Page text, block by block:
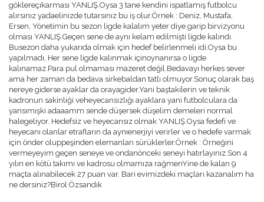
göklereçıkarması YANLIŞ.Oysa 3 tane kendini ispatlamış futbolcu
alırsınız yadaelinizde tutarsınız bu iş olur.Örnek : Deniz, Mustafa,
Ersen, Yönetimin bu sezon ligde kalalım yeter diye garip birvizyonu
olması YANLIŞ.Geçen sene de aynı kelam edilmişti ligde kalındı.
Busezon daha yukarıda olmak için hedef belirlenmeli idi.Oysa bu
yapılmadı, Her sene ligde kalınmak içinoynanırsa o ligde
kalınamaz.Para pul olmaması mazeret değil.Bedavayı herkes sever
ama her zaman da bedava sirkebaldan tatlı olmuyor.Sonuç olarak baş
nereye giderse ayaklar da orayagider.Yani baştakilerin ve teknik
kadronun sakinliği veheyecansızlığı ayaklara yani futbolculara da
yansımışki adaaamm sende düşersek düşelim demeleri normal
halegeliyor. Hedefsiz ve heyecansız olmak YANLIŞ.Oysa fedefi ve
heyecanı olanlar etrafların da aynıenerjiyi verirler ve o hedefe varmak
için önder oluppeşinden elemanları sürüklerler.Örnek : Örneğini
vermeyeyim geçen seneye ve ondanönceki seneyi hatırlayınız.Son 4
yılın en kötü takımı ve kadrosu olmamıza rağmenYine de kalan 9
maçta alınabilecek 27 puan var. Bari evimizdeki maçları kazanalım ha
ne dersiniz?Birol Özsandık